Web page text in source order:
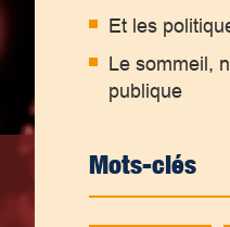
Et les
Le sommeil,
publique
Mots-clés